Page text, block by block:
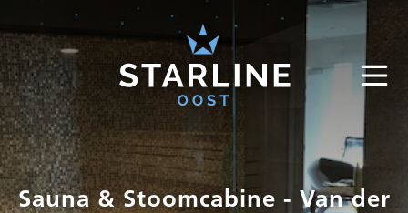
Sauna & Stoomcabine - Van der